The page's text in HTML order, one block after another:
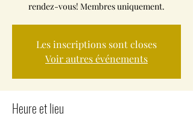
rendez-vous! Membres uniquement.
Les inscriptions sont closes
Voir autres événements
Heure et lieu